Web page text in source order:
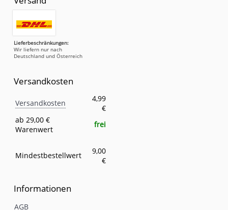
Lieferbeschränkungen:
Wir liefern nur nach
Deutschland und Österreich
Versandkosten
Eigenschaft
Versandkosten
4,99
€
ab 29,00 €
Warenwert
frei
Mindestbestellwert
9,00
€
Informationen
AGB